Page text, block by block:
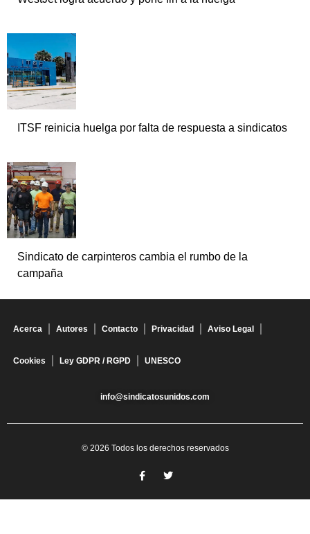
ITSF reinicia huelga por falta de respuesta a sindicatos
Sindicato de carpinteros cambia el rumbo de la
campaña
Acerca Autores Contacto Privacidad Aviso Legal
Cookies Ley GDPR / RGPD UNESCO
info@sindicatosunidos.com
© 2026 Todos los derechos reservados